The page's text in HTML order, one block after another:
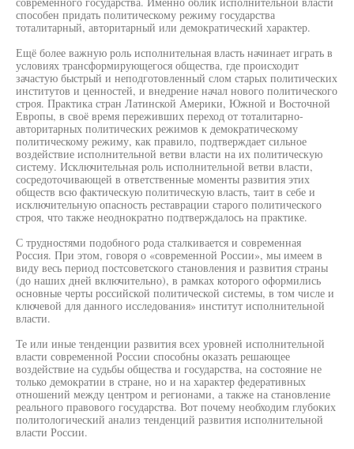
способен придать политическому режиму государства
тоталитарный, авторитарный или демократический характер.
Ещё более важную роль исполнительная власть начинает играть в
условиях трансформирующегося общества, где происходит
зачастую быстрый и неподготовленный слом старых политических
институтов и ценностей, и внедрение начал нового политического
строя. Практика стран Латинской Америки, Южной и Восточной
Европы, в своё время переживших переход от тоталитарно-
авторитарных политических режимов к демократическому
политическому режиму, как правило, подтверждает сильное
воздействие исполнительной ветви власти на их политическую
систему. Исключительная роль исполнительной ветви власти,
сосредоточивающей в ответственные моменты развития этих
обществ всю фактическую политическую власть, таит в себе и
исключительную опасность реставрации старого политического
строя, что также неоднократно подтверждалось на практике.
С трудностями подобного рода сталкивается и современная
Россия. При этом, говоря о «современной России», мы имеем в
виду весь период постсоветского становления и развития страны
(до наших дней включительно), в рамках которого оформились
основные черты российской политической системы, в том числе и
ключевой для данного исследования» институт исполнительной
власти.
Те или иные тенденции развития всех уровней исполнительной
власти современной России способны оказать решающее
воздействие на судьбы общества и государства, на состояние не
только демократии в стране, но и на характер федеративных
отношений между центром и регионами, а также на становление
реального правового государства. Вот почему необходим глубоких
политологический анализ тенденций развития исполнительной
власти России.